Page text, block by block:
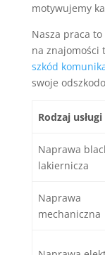
motywujemy
Nasza praca
na znajomości
szkód
swoje
Rodzaj usługi
Naprawa
lakiernicza
Naprawa
mechaniczna